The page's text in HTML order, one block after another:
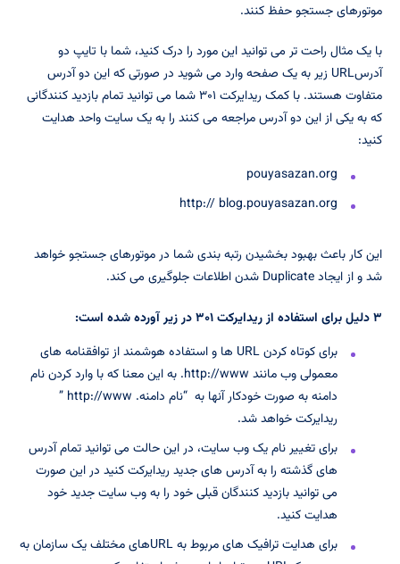
موتورهای جستجو حفظ کنند.
با یک مثال راحت تر می توانید این مورد را درک کنید، شما با تایپ دو
آدرسURL زیر به یک صفحه وارد می شوید در صورتی که این دو آدرس
متفاوت هستند. با کمک ریدایرکت ۳۰۱ شما می توانید تمام بازدید کنندگانی
که به یکی از این دو آدرس مراجعه می کنند را به یک سایت واحد هدایت
کنید:
pouyasazan.org
http:// blog.pouyasazan.org
این کار باعث بهبود بخشیدن رتبه بندی شما در موتورهای جستجو خواهد
شد و از ایجاد Duplicate شدن اطلاعات جلوگیری می کند.
۳ دلیل برای استفاده از ریدایرکت ۳۰۱ در زیر آورده شده است:
برای کوتاه کردن URL ها و استفاده هوشمند از توافقنامه های
معمولی وب مانند http://www. به این معنا که با وارد کردن نام
دامنه به صورت خودکار آنها به “نام دامنه. http://www ”
ریدایرکت خواهد شد.
برای تغییر نام یک وب سایت، در این حالت می توانید تمام آدرس
های گذشته را به آدرس های جدید ریدایرکت کنید در این صورت
می توانید بازدید کنندگان قبلی خود را به وب سایت جدید خود
هدایت کنید.
برای هدایت ترافیک های مربوط به URLهای مختلف یک سازمان به